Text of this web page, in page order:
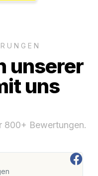
unserer
uns
800+ Bewertungen.